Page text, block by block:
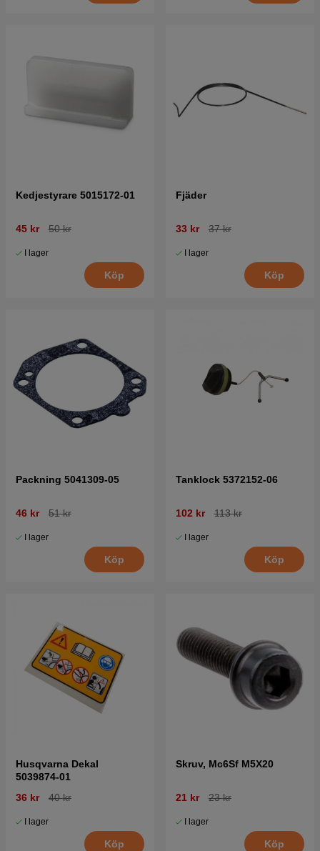
Kedjestyrare 5015172-01
45 kr 50 kr
I lager
Köp
Fjäder
33 kr 37 kr
I lager
Köp
Packning 5041309-05
46 kr 51 kr
I lager
Köp
Tanklock 5372152-06
102 kr 113 kr
I lager
Köp
Husqvarna Dekal
5039874-01
36 kr
40 kr
I lager
Köp
Skruv, Mc6Sf M5X20
21 kr 23 kr
I lager
Köp